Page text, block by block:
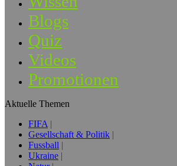
Blogs
Quiz
Videos
Promotionen
Aktuelle Themen
FIFA
Gesellschaft & Politik
Fussball
Ukraine